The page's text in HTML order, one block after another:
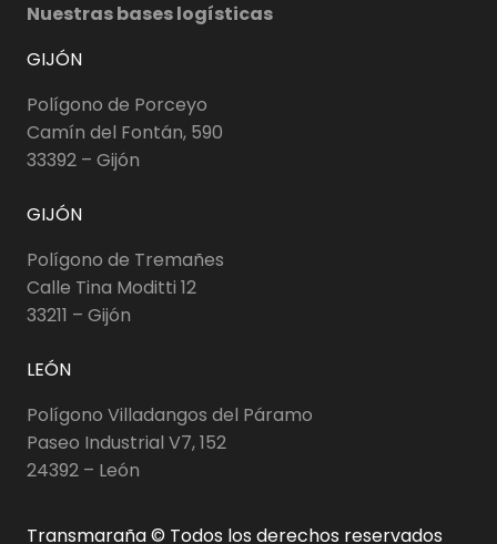
Nuestras bases logísticas
GIJÓN
Polígono de Porceyo
Camín del Fontán, 590
33392 – Gijón
GIJÓN
Polígono de Tremañes
Calle Tina Moditti 12
33211 – Gijón
LEÓN
Polígono Villadangos del Páramo
Paseo Industrial V7, 152
24392 – León
Transmaraña © Todos los derechos reservados